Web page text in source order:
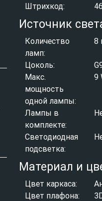
Штрихкод:
Источник
Количество
ламп:
8
Цоколь:
Макс.
мощность
одной лампы:
9
Лампы в
комплекте:
Светодиодная
подсветка:
Материал и
Цвет каркаса:
Цвет плафона: